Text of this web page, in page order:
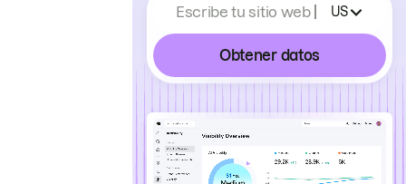
Escribe tu sitio web US
Obtener datos